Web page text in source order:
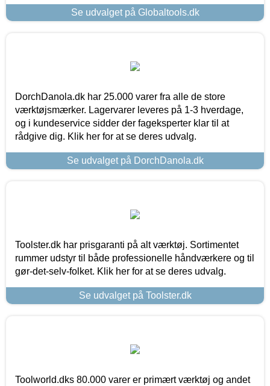
Se udvalget på Globaltools.dk
DorchDanola.dk har 25.000 varer fra alle de store
værktøjsmærker. Lagervarer leveres på 1-3 hverdage,
og i kundeservice sidder der fageksperter klar til at
rådgive dig. Klik her for at se deres udvalg.
Se udvalget på DorchDanola.dk
Toolster.dk har prisgaranti på alt værktøj. Sortimentet
rummer udstyr til både professionelle håndværkere og til
gør-det-selv-folket. Klik her for at se deres udvalg.
Se udvalget på Toolster.dk
Toolworld.dks 80.000 varer er primært værktøj og andet